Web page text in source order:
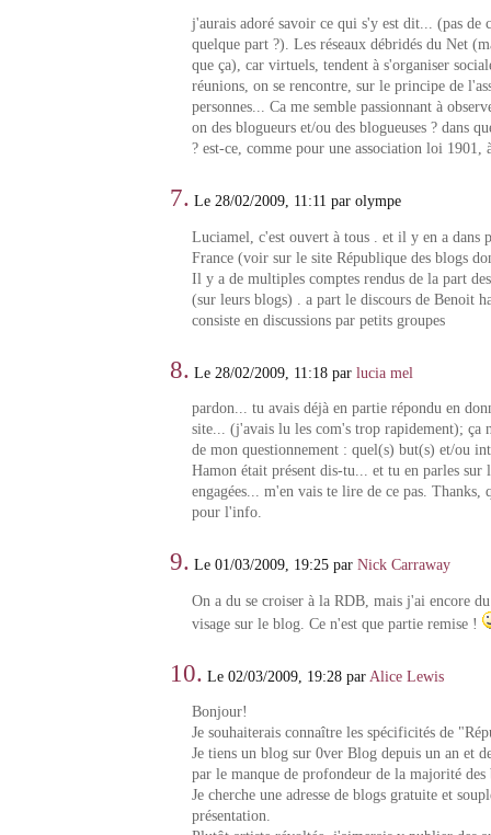
j'aurais adoré savoir ce qui s'y est dit... (pas de
quelque part ?). Les réseaux débridés du Net
que ça), car virtuels, tendent à s'organiser
réunions, on se rencontre, sur le principe de
personnes... Ca me semble passionnant à
on des blogueurs et/ou des blogueuses ? dans
? est-ce, comme pour une association loi 1901,
7. Le 28/02/2009, 11:11 par olympe
Luciamel, c'est ouvert à tous . et il y en a dans
France (voir sur le site République des blogs
Il y a de multiples comptes rendus de la part
(sur leurs blogs) . a part le discours de Benoit
consiste en discussions par petits groupes
8. Le 28/02/2009, 11:18 parlucia mel
pardon... tu avais déjà en partie répondu en
site... (j'avais lu les com's trop rapidement); ça
de mon questionnement : quel(s) but(s) et/ou
Hamon était présent dis-tu... et tu en parles sur
engagées... m'en vais te lire de ce pas.
pour l'info.
9. Le 01/03/2009, 19:25 parNick Carraway
On a du se croiser à la RDB, mais j'ai encore
visage sur le blog. Ce n'est que partie remise !
10. Le 02/03/2009, 19:28 par Alice Lewis
Bonjour!
Je souhaiterais connaître les spécificités de
Je tiens un blog sur 0ver Blog depuis un an et
par le manque de profondeur de la majorité des
Je cherche une adresse de blogs gratuite et
présentation.